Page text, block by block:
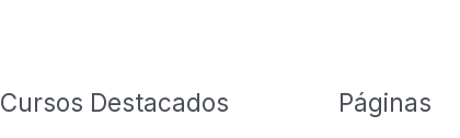
Cursos Destacados Páginas